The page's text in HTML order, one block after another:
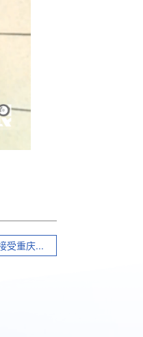
受重庆...